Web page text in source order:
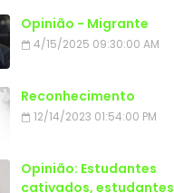
Opinião - Migrante
4/15/2025 09:30:00 AM
Reconhecimento
12/14/2023 01:54:00 PM
Opinião: Estudantes
cativados, estudantes